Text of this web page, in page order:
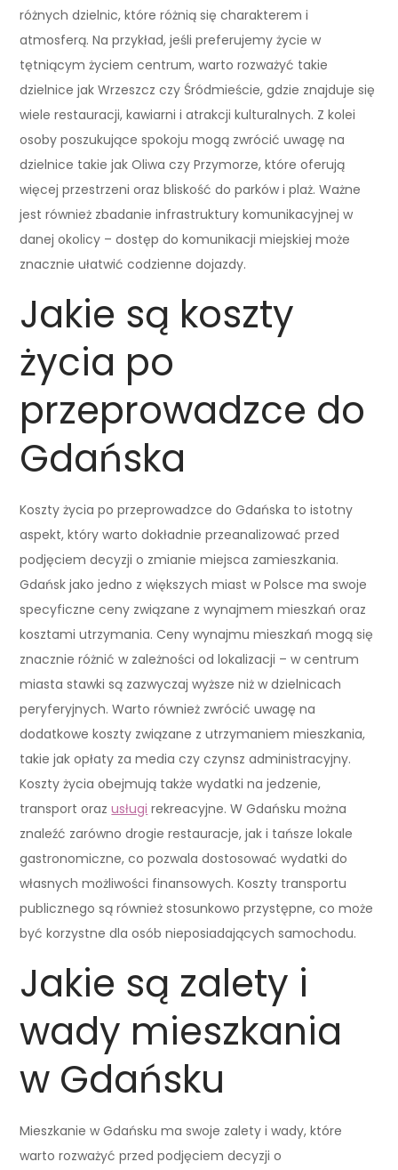
różnych dzielnic, które różnią się charakterem i
atmosferą. Na przykład, jeśli preferujemy życie w
tętniącym życiem centrum, warto rozważyć takie
dzielnice jak Wrzeszcz czy Śródmieście, gdzie znajduje się
wiele restauracji, kawiarni i atrakcji kulturalnych. Z kolei
osoby poszukujące spokoju mogą zwrócić uwagę na
dzielnice takie jak Oliwa czy Przymorze, które oferują
więcej przestrzeni oraz bliskość do parków i plaż. Ważne
jest również zbadanie infrastruktury komunikacyjnej w
danej okolicy – dostęp do komunikacji miejskiej może
znacznie ułatwić codzienne dojazdy.
Jakie są koszty
życia po
przeprowadzce do
Gdańska
Koszty życia po przeprowadzce do Gdańska to istotny
aspekt, który warto dokładnie przeanalizować przed
podjęciem decyzji o zmianie miejsca zamieszkania.
Gdańsk jako jedno z większych miast w Polsce ma swoje
specyficzne ceny związane z wynajmem mieszkań oraz
kosztami utrzymania. Ceny wynajmu mieszkań mogą się
znacznie różnić w zależności od lokalizacji – w centrum
miasta stawki są zazwyczaj wyższe niż w dzielnicach
peryferyjnych. Warto również zwrócić uwagę na
dodatkowe koszty związane z utrzymaniem mieszkania,
takie jak opłaty za media czy czynsz administracyjny.
Koszty życia obejmują także wydatki na jedzenie,
transport orazusługi rekreacyjne. W Gdańsku można
znaleźć zarówno drogie restauracje, jak i tańsze lokale
gastronomiczne, co pozwala dostosować wydatki do
własnych możliwości finansowych. Koszty transportu
publicznego są również stosunkowo przystępne, co może
być korzystne dla osób nieposiadających samochodu.
Jakie są zalety i
wady mieszkania
w Gdańsku
Mieszkanie w Gdańsku ma swoje zalety i wady, które
warto rozważyć przed podjęciem decyzji o